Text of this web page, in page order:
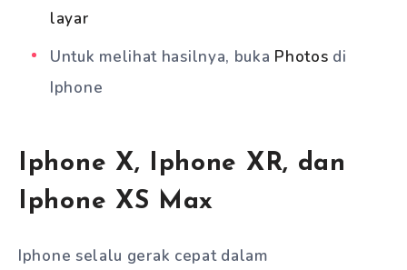
layar
Untuk melihat hasilnya, buka Photos di
Iphone
Iphone X, Iphone XR, dan
Iphone XS Max
Iphone selalu gerak cepat dalam